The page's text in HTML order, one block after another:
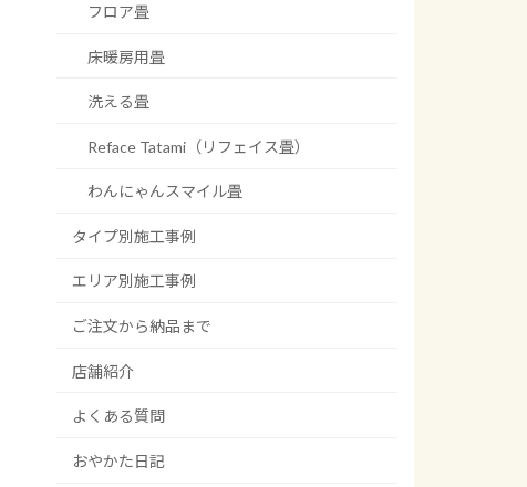
フロア畳
床暖房用畳
洗える畳
Reface Tatami（リフェイス畳）
わんにゃんスマイル畳
タイプ別施工事例
エリア別施工事例
ご注文から納品まで
店舗紹介
よくある質問
おやかた日記